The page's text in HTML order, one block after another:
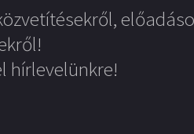
hírlevelünkre!